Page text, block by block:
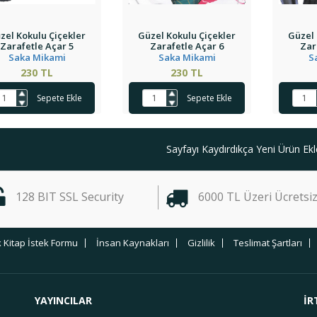
Kokulu Çiçekler
Zarafetle Açar 5
Saka Mikami
230 TL
Sepete Ekle
Güzel Kokulu Çiçekler
Zarafetle Açar 6
Saka Mikami
230 TL
Sepete Ekle
Güzel
Sayfayı Kaydırdıkça Yeni Ürün
128 BIT SSL Security 6000 TL Üzeri
Kitap İstek Formu İnsan Kaynakları Gizlilik Teslimat Şartları
YAYINCILAR